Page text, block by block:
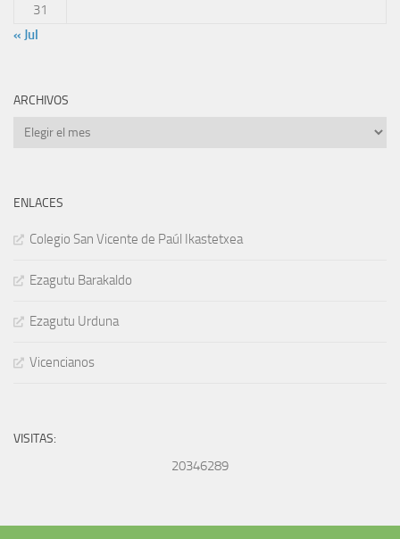
31
« Jul
ARCHIVOS
Archivos
ENLACES
Colegio San Vicente de Paúl Ikastetxea
Ezagutu Barakaldo
Ezagutu Urduna
Vicencianos
VISITAS:
20346289